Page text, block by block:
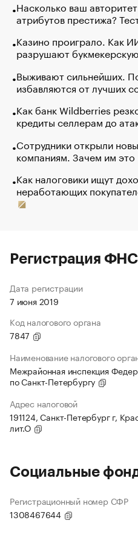
Насколько ваш
атрибутов престижа?
Казино проиграло. Как
разрушают
Выживают сильнейших.
избавляются от лучших
Как банк Wildberries
кредиты селлерам до
Сотрудники открыли
компаниям. Зачем им это
Как налоговики ищут
неработающих
Регистрация ФНС
Дата регистрации
7 июня 2019
Код налогового органа
7847
Наименование налогового
Межрайонная инспекция
по Санкт-Петербургу
Адрес налоговой
191124, Санкт-Петербург г,
лит.О
Социальные
Регистрационный номер СФР
1308467644